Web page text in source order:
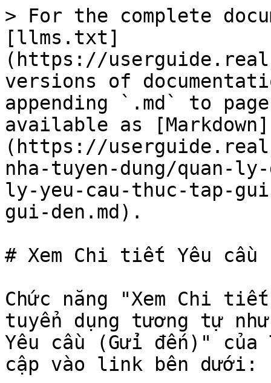
> For the complete
[llms.txt]
(https://
versions of
appending `.md` to
available as [Markdown]
(https://
nha-tuyen-dung/quan-
ly-yeu-cau-thuc-tap-
gui-den.md).
# Xem Chi tiết Yêu cầu
Chức năng "Xem Chi
tuyển dụng tương tự
Yêu cầu (Gửi đến)"
cập vào link bên dưới: